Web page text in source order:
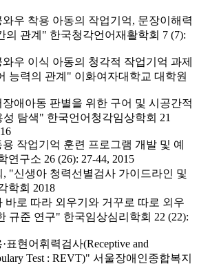
우 착용 아동의 작업기억, 문장이해력
의 관계" 한국청각언어재활학회 7 (7):
우 이식 아동의 청각적 작업기억 과제
능력의 관계" 이화여자대학교 대학원
애아동 판별을 위한 구어 및 시공간적
탐색" 한국언어청각임상학회 21
작업기억 훈련 프로그램 개발 및 예
연구소 26 (26): 27-44, 2015
, "신생아 청력선별검사 가이드라인 및
학회 2018
바로 따라 외우기와 거꾸로 따로 외우
규준 연구" 한국임상심리학회 22 (22):
표현어휘력검사(Receptive and
Test : REVT)" 서울장애인종합복지